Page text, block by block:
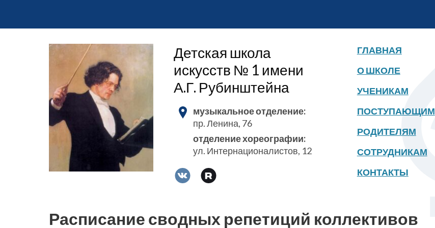
Детская школа
искусств № 1 имени
А.Г. Рубинштейна
музыкальное отделение:
пр. Ленина, 76
отделение хореографии:
ул. Интернационалистов, 12
ГЛАВНАЯ
О ШКОЛЕ
УЧЕНИКАМ
ПОСТУПАЮЩИМ
РОДИТЕЛЯМ
СОТРУДНИКАМ
КОНТАКТЫ
Расписание сводных репетиций коллективов